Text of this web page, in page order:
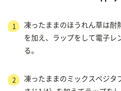
1
凍ったままのほうれん草は耐
を加え、ラップをして電子レ
る。
2
凍ったままのミックスベジタ